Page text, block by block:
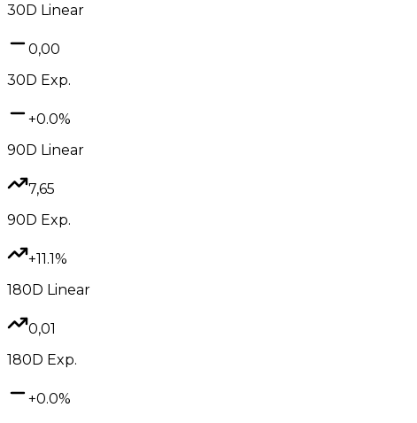
30D Linear
0,00
30D Exp.
+0.0%
90D Linear
7,65
90D Exp.
+11.1%
180D Linear
0,01
180D Exp.
+0.0%